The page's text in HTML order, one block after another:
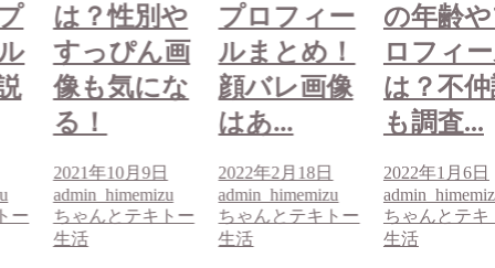
ー
は？性別や
すっぴん画
像も気にな
る！
2021年10月9日
admin_himemizu
ちゃんとテキトー
生活
プロフィー
ルまとめ！
顔バレ画像
はあ...
2022年2月18日
admin_himemizu
ちゃんとテキトー
生活
の年齢
ロフィ
は？不
も調査...
2022年1月6日
ちゃんとテキ
生活